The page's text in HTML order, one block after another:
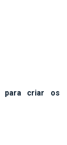
para criar os